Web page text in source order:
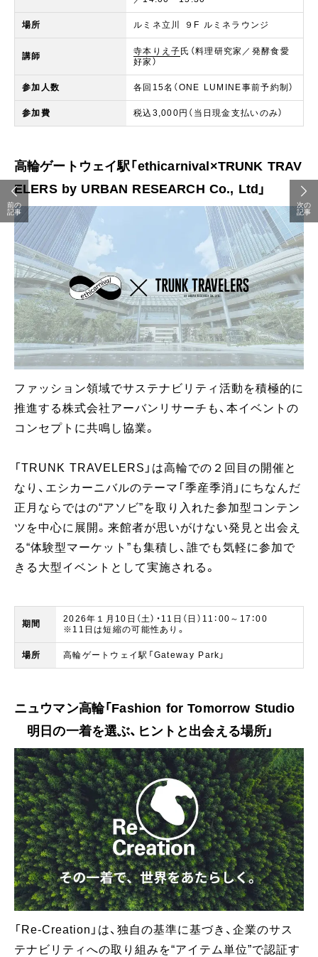
場所 ルミネ立川 ９F ルミネラウンジ​​
講師 寺本りえ子氏（料理研究家／発酵食愛
好家）​
参加人数 各回15名（ONE LUMINE事前予約制）​​
参加費 税込3,000円（当日現金支払いのみ）
高輪ゲートウェイ駅「ethicarnival×TRUNK TRAV
ELERS by URBAN RESEARCH Co., Ltd」
ファッション領域でサステナビリティ活動を積極的に
推進する株式会社アーバンリサーチも、本イベントの
コンセプトに共鳴し協業。
「TRUNK TRAVELERS」は高輪での２回目の開催と
なり、エシカーニバルのテーマ「季産季消」にちなんだ
正月ならではの“アソビ”を取り入れた参加型コンテン
ツを中心に展開。来館者が思いがけない発見と出会え
る“体験型マーケット”も集積し、誰でも気軽に参加で
きる大型イベントとして実施される。
期間 ​​
2026年１月10日（土）・11日（日）11：00～17：00
※11日は短縮の可能性あり。
場所 高輪ゲートウェイ駅「Gateway Park」
ニュウマン高輪「Fashion for Tomorrow Studio
明日の一着を選ぶ、ヒントと出会える場所」
「Re-Creation」は、独自の基準に基づき、企業のサス
テナビリティへの取り組みを“アイテム単位”で認証す
前の
記事
次の
記事